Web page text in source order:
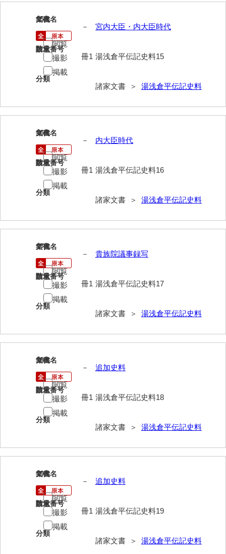
河崎家文書（旧神代村）
河田家文書
河野家文書（美祢市）
河野英男収集資料
神田一・二宮関係文書
岸浩文庫
岸村家文書
木津屋家文書
木原家文書
木村家文書
木村家文書（山口市）
木村一人文書
清末毛利家文書
口羽家文書
国司家文書
国光家文書
国守家文書
熊谷家文書（山口市）
熊野家文書（防府市）
蔵田家文書
倉橋家文書
15
文書名
宮内大臣・内大臣時代
請求番号
湯浅倉平伝記史料15
分類
諸家文書 ＞ 湯浅倉平伝記史料
年代
－
数量
冊1
閲覧
撮影
掲載
16
文書名
内大臣時代
請求番号
湯浅倉平伝記史料16
分類
諸家文書 ＞ 湯浅倉平伝記史料
年代
－
数量
冊1
閲覧
撮影
掲載
17
文書名
貴族院議事録写
請求番号
湯浅倉平伝記史料17
分類
諸家文書 ＞ 湯浅倉平伝記史料
年代
－
数量
冊1
閲覧
撮影
掲載
18
文書名
追加史料
請求番号
湯浅倉平伝記史料18
分類
諸家文書 ＞ 湯浅倉平伝記史料
年代
－
数量
冊1
閲覧
撮影
掲載
19
文書名
追加史料
請求番号
湯浅倉平伝記史料19
分類
諸家文書 ＞ 湯浅倉平伝記史料
年代
－
数量
冊1
閲覧
撮影
掲載